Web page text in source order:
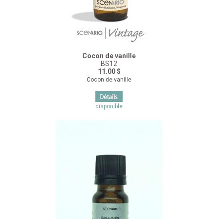
Cocon de vanille
BS12
11.00 $
Cocon de vanille
disponible